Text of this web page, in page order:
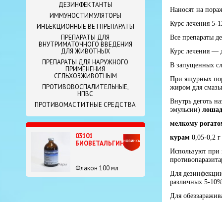
ДЕЗИНФЕКТАНТЫ
ИММУНОСТИМУЛЯТОРЫ
ИНЪЕКЦИОННЫЕ ВЕТПРЕПАРАТЫ
ПРЕПАРАТЫ ДЛЯ
ВНУТРИМАТОЧНОГО ВВЕДЕНИЯ
ДЛЯ ЖИВОТНЫХ
ПРЕПАРАТЫ ДЛЯ НАРУЖНОГО
ПРИМЕНЕНИЯ
СЕЛЬХОЗЖИВОТНЫМ
ПРОТИВОВОСПАЛИТЕЛЬНЫЕ,
НПВС
ПРОТИВОМАСТИТНЫЕ СРЕДСТВА
03101
БИОВЕТАЛЬГИН
Флакон 100 мл
Наносят на
Курс лечения 5-
Все препараты
Курс лечения —
В запущенных
При ящурных
жиром для
Внутрь деготь
эмульсии)
мелкому
курам 0,05-0,2 г
Используют при
Для
различных 5-
Для